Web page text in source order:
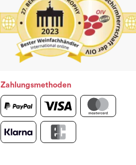
Zahlungsmethoden